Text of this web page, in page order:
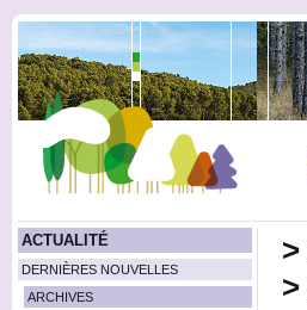
ACTUALITÉ
DERNIÈRES NOUVELLES
ARCHIVES
>
>